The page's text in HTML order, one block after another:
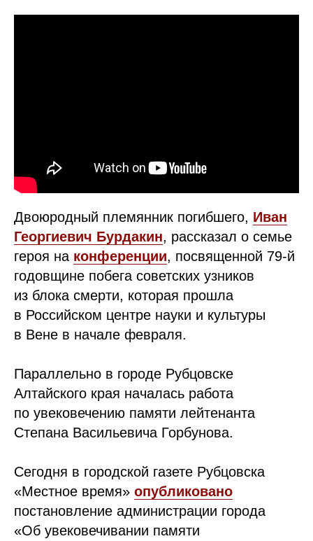
Двоюродный племянник погибшего, Иван
Георгиевич Бурдакин, рассказал о семье
героя на конференции, посвященной 79-й
годовщине побега советских узников
из блока смерти, которая прошла
в Российском центре науки и культуры
в Вене в начале февраля.
Параллельно в городе Рубцовске
Алтайского края началась работа
по увековечению памяти лейтенанта
Степана Васильевича Горбунова.
Сегодня в городской газете Рубцовска
«Местное время» опубликовано
постановление администрации города
«Об увековечивании памяти